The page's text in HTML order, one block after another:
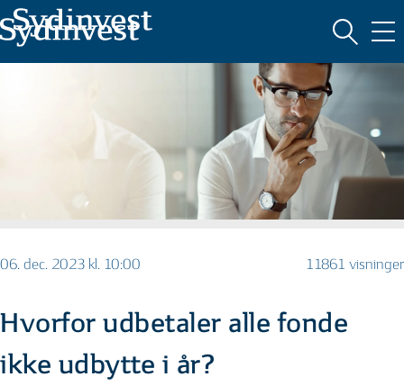
MARKEDSFØRINGSMATERIALE
06. dec. 2023 kl. 10:00 11861 visninger
Hvorfor udbetaler alle fonde
ikke udbytte i år?